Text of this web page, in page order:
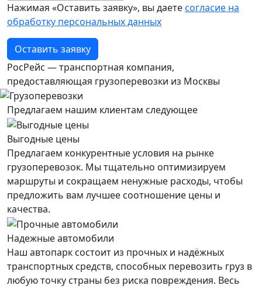
Нажимая «Оставить заявку», вы даетесогласие на
обработку персональных данных
Оставить заявку
РосРейс — транспортная компания,
предоставляющая грузоперевозки из Москвы
Предлагаем нашим клиентам следующее
Выгодные цены
Предлагаем конкурентные условия на рынке
грузоперевозок. Мы тщательно оптимизируем
маршруты и сокращаем ненужные расходы, чтобы
предложить вам лучшее соотношение цены и
качества.
Надежные автомобили
Наш автопарк состоит из прочных и надёжных
транспортных средств, способных перевозить груз в
любую точку страны без риска повреждения. Весь